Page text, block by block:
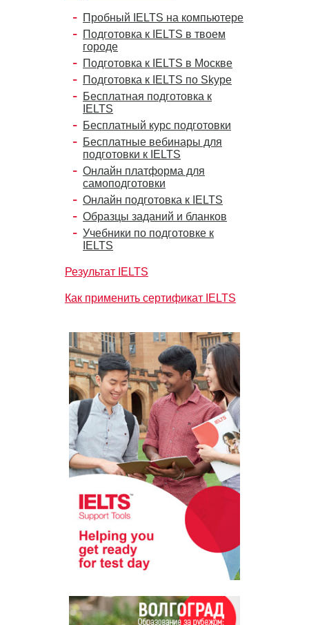
Пробный IELTS на компьютере
Подготовка к IELTS в твоем
городе
Подготовка к IELTS в Москве
Подготовка к IELTS по Skype
Бесплатная подготовка к
IELTS
Бесплатный курс подготовки
Бесплатные вебинары для
подготовки к IELTS
Онлайн платформа для
самоподготовки
Онлайн подготовка к IELTS
Образцы заданий и бланков
Учебники по подготовке к
IELTS
Результат IELTS
Как применить сертификат IELTS